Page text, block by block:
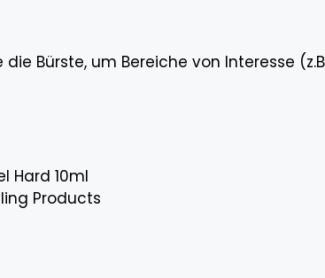
Bürste, um Bereiche von Interesse
Hard 10ml
Products